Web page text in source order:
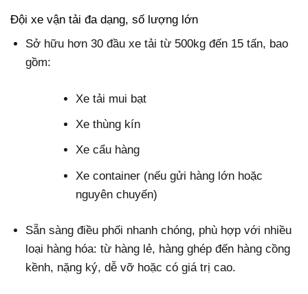
Đội xe vận tải đa dạng, số lượng lớn
Sở hữu hơn 30 đầu xe tải từ 500kg đến 15 tấn, bao
gồm:
Xe tải mui bạt
Xe thùng kín
Xe cẩu hàng
Xe container (nếu gửi hàng lớn hoặc
nguyên chuyến)
Sẵn sàng điều phối nhanh chóng, phù hợp với nhiều
loại hàng hóa: từ hàng lẻ, hàng ghép đến hàng cồng
kềnh, nặng ký, dễ vỡ hoặc có giá trị cao.